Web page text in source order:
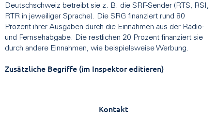
Deutschschweiz betreibt sie z. B. die SRF-Sender (RTS, RSI,
RTR in jeweiliger Sprache). Die SRG finanziert rund 80
Prozent ihrer Ausgaben durch die Einnahmen aus der Radio-
und Fernsehabgabe. Die restlichen 20 Prozent finanziert sie
durch andere Einnahmen, wie beispielsweise Werbung.
Zusätzliche Begriffe (im Inspektor editieren)
Kontakt